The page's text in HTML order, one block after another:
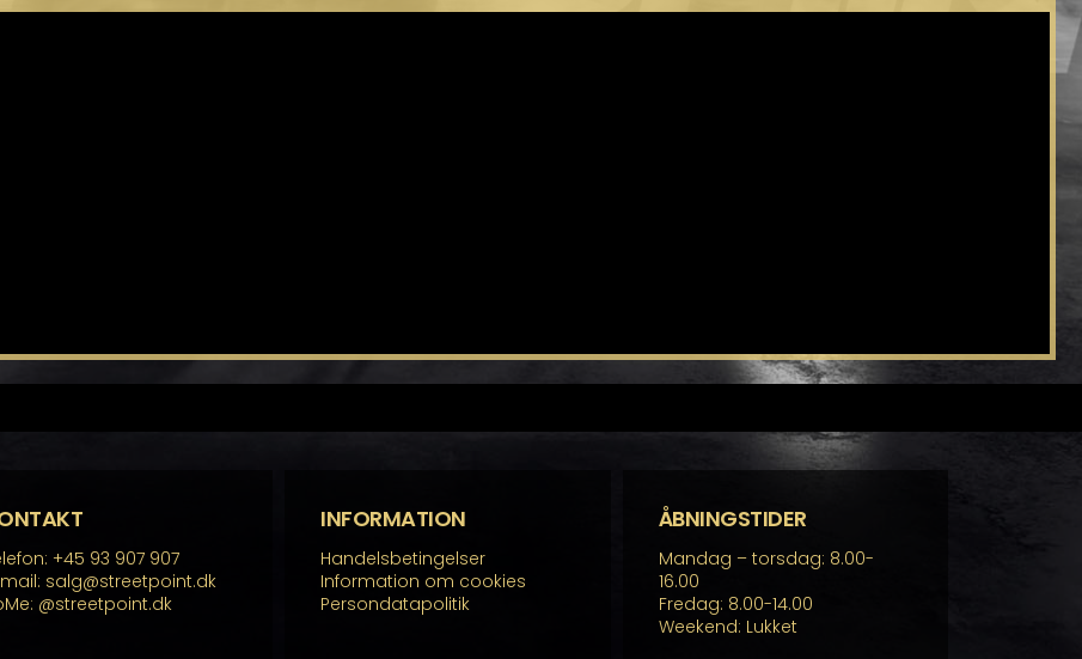
+45 93 907 907
salg@streetpoint.dk
@streetpoint.dk
INFORMATION
Handelsbetingelser
Information om cookies
Persondatapolitik
ÅBNINGSTIDER
Mandag – torsdag: 8.00-
16.00
Fredag: 8.00-14.00
Weekend: Lukket